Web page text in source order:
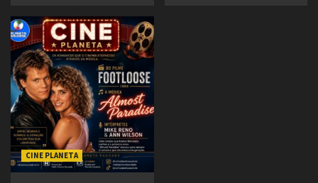
CINE PLANETA